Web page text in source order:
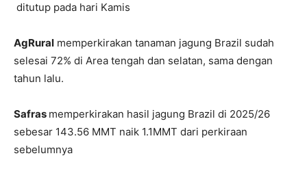
ditutup pada hari Kamis
AgRural memperkirakan tanaman jagung Brazil sudah
selesai 72% di Area tengah dan selatan, sama dengan
tahun lalu.
Safras memperkirakan hasil jagung Brazil di 2025/26
sebesar 143.56 MMT naik 1.1MMT dari perkiraan
sebelumnya